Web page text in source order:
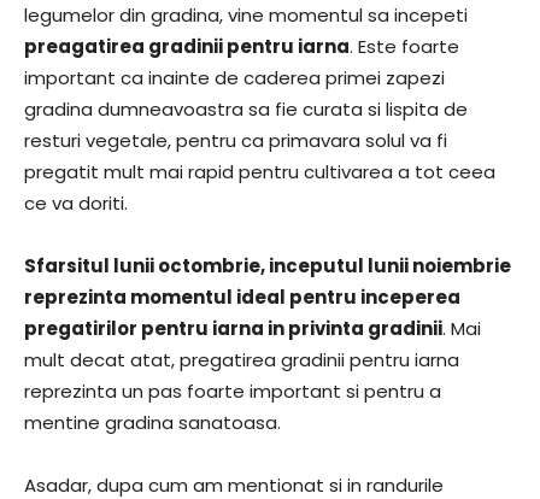
legumelor din gradina, vine momentul sa incepeti
preagatirea gradinii pentru iarna. Este foarte
important ca inainte de caderea primei zapezi
gradina dumneavoastra sa fie curata si lispita de
resturi vegetale, pentru ca primavara solul va fi
pregatit mult mai rapid pentru cultivarea a tot ceea
ce va doriti.
Sfarsitul lunii octombrie, inceputul lunii noiembrie
reprezinta momentul ideal pentru inceperea
pregatirilor pentru iarna in privinta gradinii. Mai
mult decat atat, pregatirea gradinii pentru iarna
reprezinta un pas foarte important si pentru a
mentine gradina sanatoasa.
Asadar, dupa cum am mentionat si in randurile